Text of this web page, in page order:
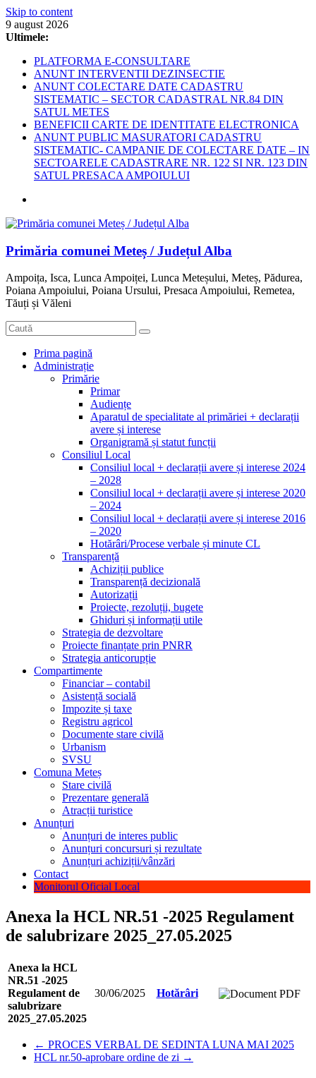
Skip to content
9 august 2026
Ultimele:
PLATFORMA E-CONSULTARE
ANUNT INTERVENTII DEZINSECTIE
ANUNT COLECTARE DATE CADASTRU
SISTEMATIC – SECTOR CADASTRAL NR.84 DIN
SATUL METES
BENEFICII CARTE DE IDENTITATE ELECTRONICA
ANUNT PUBLIC MASURATORI CADASTRU
SISTEMATIC- CAMPANIE DE COLECTARE DATE – IN
SECTOARELE CADASTRARE NR. 122 SI NR. 123 DIN
SATUL PRESACA AMPOIULUI
Primăria comunei Meteș / Județul Alba
Ampoița, Isca, Lunca Ampoiței, Lunca Meteșului, Meteș, Pădurea,
Poiana Ampoiului, Poiana Ursului, Presaca Ampoiului, Remetea,
Tăuți și Văleni
Prima pagină
Administrație
Primărie
Primar
Audiențe
Aparatul de specialitate al primăriei + declarații
avere și interese
Organigramă și statut funcții
Consiliul Local
Consiliul local + declarații avere și interese 2024
– 2028
Consiliul local + declarații avere și interese 2020
– 2024
Consiliul local + declarații avere și interese 2016
– 2020
Hotărâri/Procese verbale și minute CL
Transparență
Achiziții publice
Transparență decizională
Autorizații
Proiecte, rezoluții, bugete
Ghiduri și informații utile
Strategia de dezvoltare
Proiecte finanțate prin PNRR
Strategia anticorupție
Compartimente
Financiar – contabil
Asistență socială
Impozite și taxe
Registru agricol
Documente stare civilă
Urbanism
SVSU
Comuna Meteș
Stare civilă
Prezentare generală
Atracții turistice
Anunțuri
Anunțuri de interes public
Anunțuri concursuri și rezultate
Anunțuri achiziții/vânzări
Contact
Monitorul Oficial Local
Anexa la HCL NR.51 -2025 Regulament
de salubrizare 2025_27.05.2025
Anexa la HCL
NR.51 -2025
Regulament de
salubrizare
2025_27.05.2025
30/06/2025 Hotărâri
← PROCES VERBAL DE SEDINTA LUNA MAI 2025
HCL nr.50-aprobare ordine de zi →